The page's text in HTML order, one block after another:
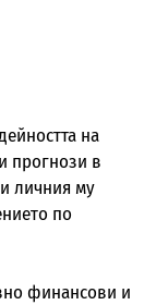
на
прогнози в
личния му
по
финансови и